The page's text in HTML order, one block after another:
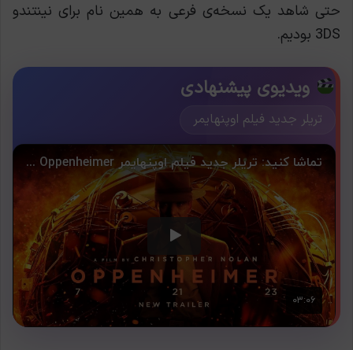
حتی شاهد یک نسخه‌ی فرعی به همین نام برای نینتندو
3DS بودیم.
ویدیوی پیشنهادی
تریلر جدید فیلم اوپنهایمر